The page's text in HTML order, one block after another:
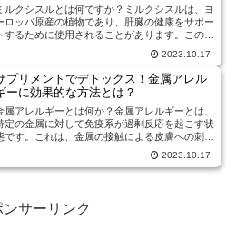
ルクシスルとは何ですか？ミルクシスルは、ヨ
ロッパ原産の植物であり、肝臓の健康をサポー
トするために使用されることがあります。この植
おり、抗酸化作用や解毒作用があることが知られ
います。シリマリン...
2023.10.17
プリメントでデトックス！金属アレル
ーに効果的な方法とは？
属アレルギーとは何か？金属アレルギーとは、
定の金属に対して免疫系が過剰反応を起こす状
です。これは、金属の接触による皮膚への刺激
や吸入による呼吸器への刺激によって引き起こさ
れることが一般的です。金属アレルギーの主な原
は、ニッケル、クロ...
2023.10.17
ンサーリンク